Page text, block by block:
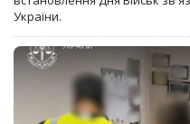
України.